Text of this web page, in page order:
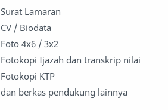
Surat Lamaran
CV / Biodata
Foto 4x6 / 3x2
Fotokopi Ijazah dan transkrip nilai
Fotokopi KTP
dan berkas pendukung lainnya